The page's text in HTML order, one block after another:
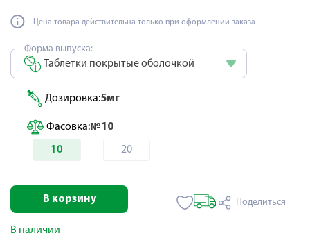
Цена товара действительна только при оформлении заказа
Форма выпуска:
Таблетки покрытые оболочкой
Дозировка:5мг
Фасовка:№10
10 20
В корзину Поделиться
В наличии